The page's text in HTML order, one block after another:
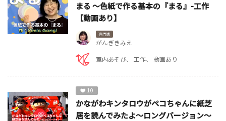
まる ～色紙で作る基本の『まる』-工作
【動画あり】
専門家
がんぎきみえ
室内あそび
工作 動画あり
10
かながわキンタロウがペコちゃんに紙芝
居を読んでみたよ～ロングバージョン～